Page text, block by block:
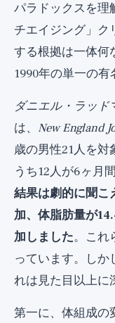
パラドックスを理
チエイジング」ク
する根拠は一体何
1990年の単一の有
ダニエル・ラッド
は、 New England
歳の男性21人を
うち12人が6ヶ月
結果は劇的に聞こ
加、体脂肪量が
加しました。これ
っています。しか
れは見た目以上に
第一に、体組成の